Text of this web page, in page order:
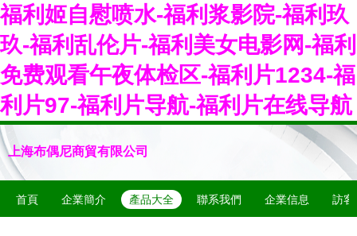
福利姬自慰喷水-福利浆影院-福利玖
玖-福利乱伦片-福利美女电影网-福利
免费观看午夜体检区-福利片1234-福
利片97-福利片导航-福利片在线导航
上海布偶尼商貿有限公司
首頁 企業簡介 產品大全 聯系我們 企業信息 訪客